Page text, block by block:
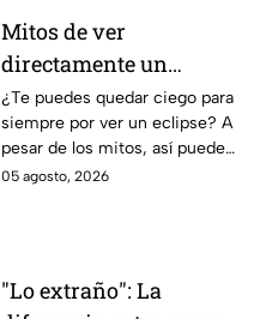
Mitos de ver
directamente un
eclipse parcial: así
puedes observarlo de
forma segura
¿Te puedes quedar ciego para
siempre por ver un eclipse? A
pesar de los mitos, así puedes
observar un eclipse parcial y
05 agosto, 2026
"Lo extraño": La